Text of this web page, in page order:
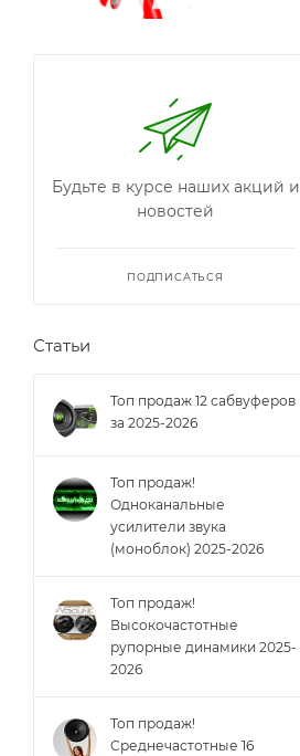
Будьте в курсе наших акций и
новостей
ПОДПИСАТЬСЯ
Статьи
Топ продаж 12 сабвуферов
за 2025-2026
Топ продаж!
Одноканальные
усилители звука
(моноблок) 2025-2026
Топ продаж!
Высокочастотные
рупорные динамики 2025-
2026
Топ продаж!
Cреднечастотные 16